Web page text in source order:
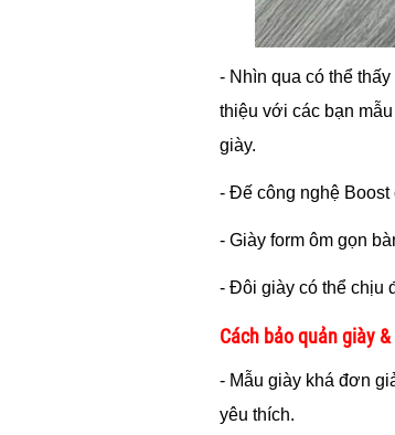
- Nhìn qua có thể
thiệu với các bạn
giày.
- Đế công nghệ Boost
- Giày form ôm gọn
- Đôi giày có thể chịu
Cách bảo quản giày
- Mẫu giày khá đơn
yêu thích.